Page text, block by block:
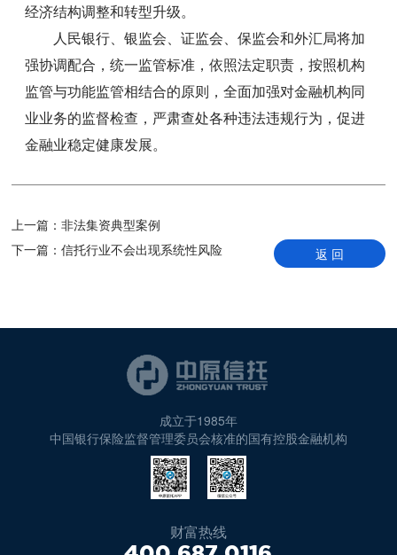
经济结构调整和转型升级。
人民银行、银监会、证监会、保监会和外汇局将加
强协调配合，统一监管标准，依照法定职责，按照机构
监管与功能监管相结合的原则，全面加强对金融机构同
业业务的监督检查，严肃查处各种违法违规行为，促进
金融业稳定健康发展。
上一篇：非法集资典型案例
下一篇：信托行业不会出现系统性风险 返 回
成立于1985年
中国银行保险监督管理委员会核准的国有控股金融机构
财富热线